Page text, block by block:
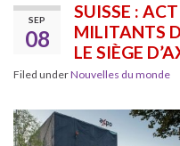
SEP
08
SUISSE :
MILITANTS
LE SIÈGE
Filed underNouvelles du monde